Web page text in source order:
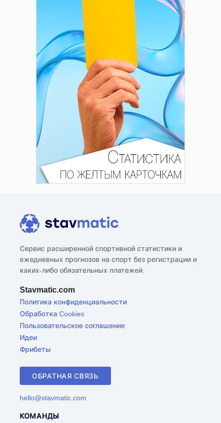
Сервис расширенной спортивной статистики и
ежедневных прогнозов на спорт без регистрации и
каких-либо обязательных платежей.
Stavmatic.com
Политика конфиденциальности
Обработка Cookies
Пользовательское соглашение
Идеи
Фрибеты
ОБРАТНАЯ СВЯЗЬ
hello@stavmatic.com
КОМАНДЫ